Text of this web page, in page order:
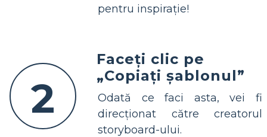
pentru inspirație!
2
Faceți clic pe
„Copiați șablonul”
Odată ce faci asta, vei fi
direcționat către creatorul
storyboard-ului.